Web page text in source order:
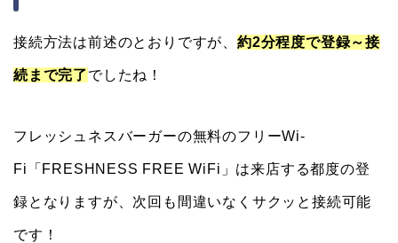
接続方法は前述のとおりですが、 約2分程度で登録～接
続まで完了でしたね！
フレッシュネスバーガーの無料のフリーWi-
Fi「FRESHNESS FREE WiFi」は来店する都度の登
録となりますが、次回も間違いなくサクッと接続可能
です！